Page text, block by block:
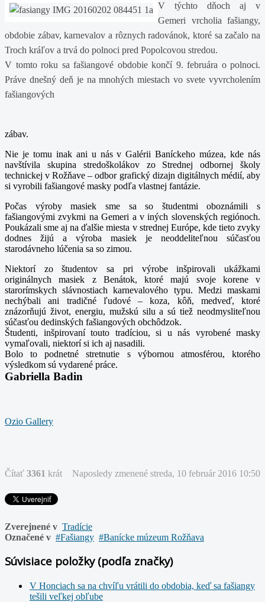
V týchto dňoch aj v
Gemeri vrcholia fašiangy,
obdobie zábav, karnevalov a rôznych radovánok, ktoré sa začalo na
Troch kráľov a trvá do polnoci pred Popolcovou stredou.
V tomto roku sa fašiangové obdobie končí 9. februára o polnoci.
Práve dnešný deň je na mnohých miestach vo svete vyvrcholením
fašiangových
zábav.
Nie je tomu inak ani u nás v Galérii Baníckeho múzea, kde nás
navštívila skupina stredoškolákov zo Strednej odbornej školy
technickej v Rožňave – odbor grafický dizajn digitálnych médií, aby
si vyrobili fašiangové masky podľa vlastnej fantázie.
Počas výroby masiek sme sa so študentmi oboznámili s
fašiangovými zvykmi na Gemeri a v iných slovenských regiónoch.
Poukázali sme aj na ďalšie miesta v strednej Európe, kde tieto zvyky
dodnes žijú a výroba masiek je neoddeliteľnou súčasťou
starodávneho lúčenia sa so zimou.
Niektorí zo študentov sa pri výrobe inšpirovali ukážkami
originálnych masiek z Benátok, ktoré majú svoje korene v
starorímskych slávnostiach karnevalového typu. Medzi maskami
nechýbali ani tradičné ľudové – koza, kôň, medveď, ktoré
znázorňujú život, energiu, mužskú silu a sú tiež neodmysliteľnou
súčasťou dedinských fašiangových obchôdzok.
Študenti, inšpirovaní touto tradíciou, si u nás vyrobené masky
vymaľovali, niektorí si ich aj nasadili.
Bolo to podnetné stretnutie s výbornou atmosférou, ktorého
výsledkom sú vydarené práce.
Gabriella Badin
Ozio Gallery
Čítať 3361 krát Naposledy zmenené streda, 10 február 2016 10:50
Zverejnené v Tradície
Označené v
Fašiangy Banícke múzeum Rožňava
Súvisiace položky (podľa značky)
V Honciach sa na chvíľu vrátili do obdobia, keď sa fašiangy
tešili veľkej obľube